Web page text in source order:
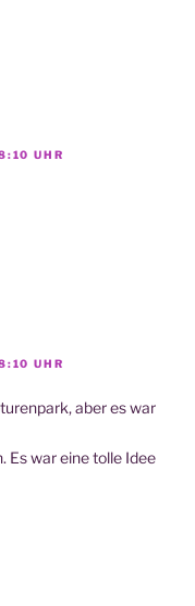
UHR
UHR
aber es war
Es war eine tol­le Idee